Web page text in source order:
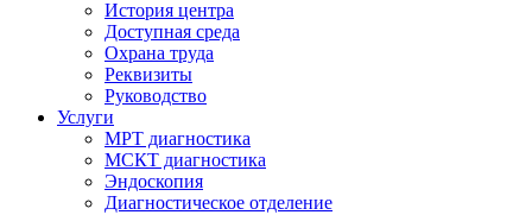
История центра
Доступная среда
Охрана труда
Реквизиты
Руководство
Услуги
МРТ диагностика
МСКТ диагностика
Эндоскопия
Диагностическое отделение